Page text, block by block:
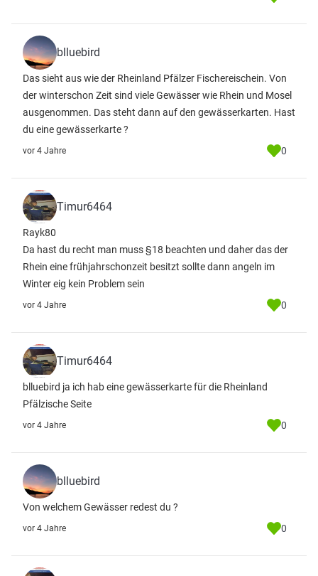
blluebird
Das sieht aus wie der Rheinland Pfälzer Fischereischein. Von
der winterschon Zeit sind viele Gewässer wie Rhein und Mosel
ausgenommen. Das steht dann auf den gewässerkarten. Hast
du eine gewässerkarte ?
vor 4 Jahre 0
Timur6464
Rayk80
Da hast du recht man muss §18 beachten und daher das der
Rhein eine frühjahrschonzeit besitzt sollte dann angeln im
Winter eig kein Problem sein
vor 4 Jahre 0
Timur6464
blluebird ja ich hab eine gewässerkarte für die Rheinland
Pfälzische Seite
vor 4 Jahre 0
blluebird
Von welchem Gewässer redest du ?
vor 4 Jahre 0